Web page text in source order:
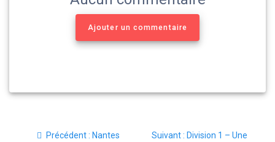
Ajouter un commentaire
Précédent : Article
Nantes
Suivant : Article
Division 1 – Une